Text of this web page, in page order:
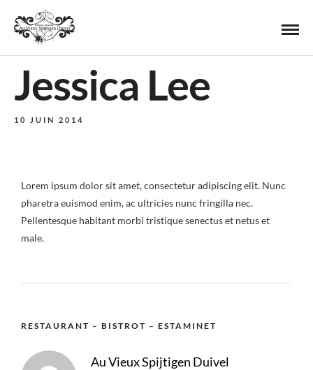
Jessica Lee
10 JUIN 2014
Lorem ipsum dolor sit amet, consectetur adipiscing elit. Nunc
pharetra euismod enim, ac ultricies nunc fringilla nec.
Pellentesque habitant morbi tristique senectus et netus et
male.
RESTAURANT – BISTROT – ESTAMINET
Au Vieux Spijtigen Duivel